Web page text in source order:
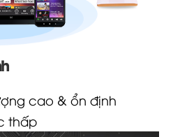
cao & ổn định
thấp